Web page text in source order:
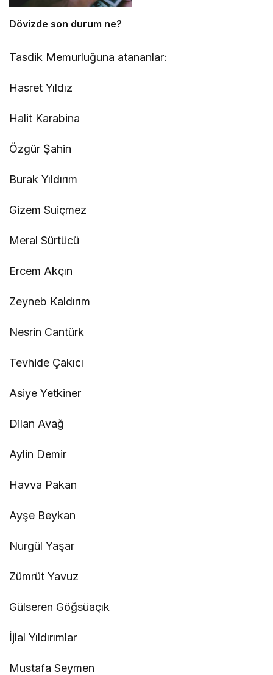
Dövizde son durum ne?
Tasdik Memurluğuna atananlar:
Hasret Yıldız
Halit Karabina
Özgür Şahin
Burak Yıldırım
Gizem Suiçmez
Meral Sürtücü
Ercem Akçın
Zeyneb Kaldırım
Nesrin Cantürk
Tevhide Çakıcı
Asiye Yetkiner
Dilan Avağ
Aylin Demir
Havva Pakan
Ayşe Beykan
Nurgül Yaşar
Zümrüt Yavuz
Gülseren Göğsüaçık
İjlal Yıldırımlar
Mustafa Seymen